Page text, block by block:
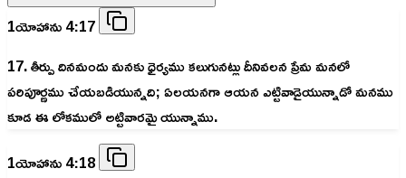
1యోహాను 4:17
17. తీర్పు దినమందు మనకు ధైర్యము కలుగునట్లు దీనివలన ప్రేమ మనలో
పరిపూర్ణము చేయబడియున్నది; ఏలయనగా ఆయన ఎట్టివాడైయున్నాడో మనము
కూడ ఈ లోకములో అట్టివారమై యున్నాము.
1యోహాను 4:18